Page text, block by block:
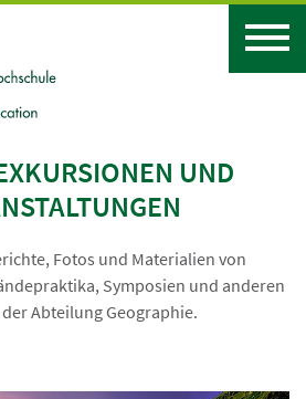
UND
Fotos und Materialien von
Symposien und anderen
Abteilung Geographie.